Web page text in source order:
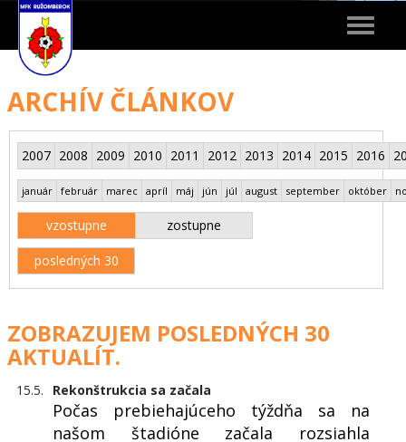
Toggle
ARCHÍV ČLÁNKOV
2007 2008 2009 2010 2011 2012 2013 2014 2015 2016
január február marec apríl máj jún júl august september október
vzostupne zostupne
posledných 30
ZOBRAZUJEM POSLEDNÝCH 30
AKTUALÍT.
15.5. Rekonštrukcia sa začala
Počas prebiehajúceho týždňa sa na
našom štadióne začala rozsiahla